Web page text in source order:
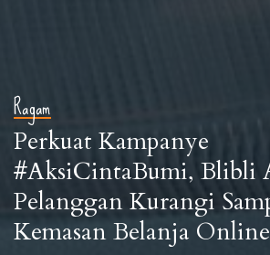
Ragam
Perkuat Kampanye
#AksiCintaBumi, Blibli
Pelanggan Kurangi
Kemasan Belanja Online